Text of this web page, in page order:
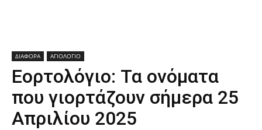
ΔΙΑΦΟΡΑ ΑΓΙΟΛΟΓΙΟ
Εορτολόγιο: Τα ονόματα
που γιορτάζουν σήμερα 25
Απριλίου 2025